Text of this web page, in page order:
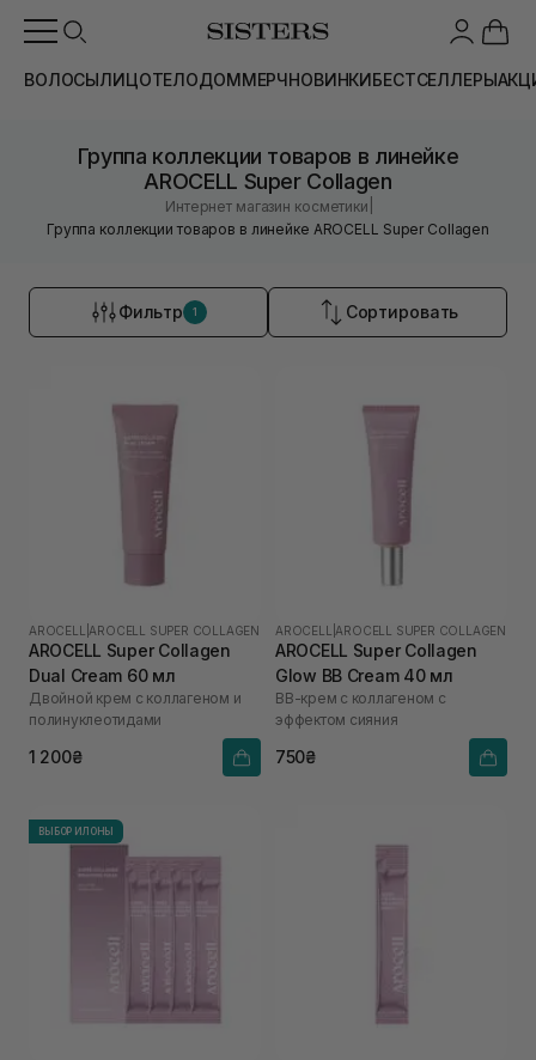
ВОЛОСЫЛИЦОТЕЛОДОММЕРЧНОВИНКИБЕСТСЕЛЛЕРЫ
Группа коллекции товаров в линейке
AROCELL Super Collagen
Интернет магазин косметики
Группа коллекции товаров в линейке AROCELL Super Collagen
Фильтр 1 Сортировать
AROCELL AROCELL SUPER COLLAGEN
AROCELL Super Collagen
Dual Cream 60 мл
Двойной крем с коллагеном и
полинуклеотидами
1 200₴
AROCELL AROCELL SUPER COLLAGEN
AROCELL Super Collagen
Glow BB Cream 40 мл
ВВ-крем с коллагеном с
эффектом сияния
750₴
ВЫБОР ИЛОНЫ